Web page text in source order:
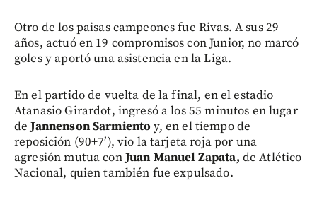
Otro de los paisas campeones fue Rivas. A sus 29
años, actuó en 19 compromisos con Junior, no marcó
goles y aportó una asistencia en la Liga.
En el partido de vuelta de la final, en el estadio
Atanasio Girardot, ingresó a los 55 minutos en lugar
deJannenson Sarmiento y, en el tiempo de
reposición (90+7’), vio la tarjeta roja por una
agresión mutua conJuan Manuel Zapata, de Atlético
Nacional, quien también fue expulsado.